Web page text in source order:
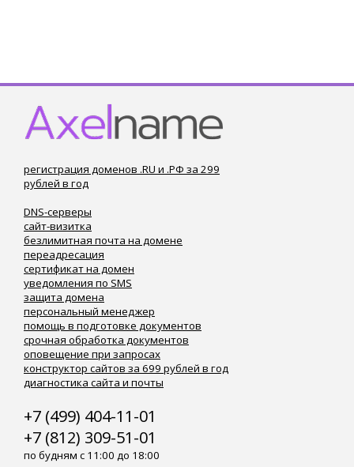
регистрация доменов .RU и .РФ за 299
рублей в год
DNS-серверы
сайт-визитка
безлимитная почта на домене
переадресация
сертификат на домен
уведомления по SMS
защита домена
персональный менеджер
помощь в подготовке документов
срочная обработка документов
оповещение при запросах
конструктор сайтов за 699 рублей в год
диагностика сайта и почты
+7 (499) 404-11-01
+7 (812) 309-51-01
по будням с 11:00 до 18:00